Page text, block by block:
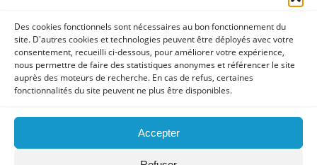
Des cookies fonctionnels sont nécessaires au bon fonctionnement du
site. D'autres cookies et technologies peuvent être déployés avec votre
consentement, recueilli ci-dessous, pour améliorer votre expérience,
nous permettre de faire des statistiques anonymes et référencer le site
auprès des moteurs de recherche. En cas de refus, certaines
fonctionnalités du site peuvent ne plus être disponibles.
Accepter
Copyright ClapSens 2026
Mentions légales